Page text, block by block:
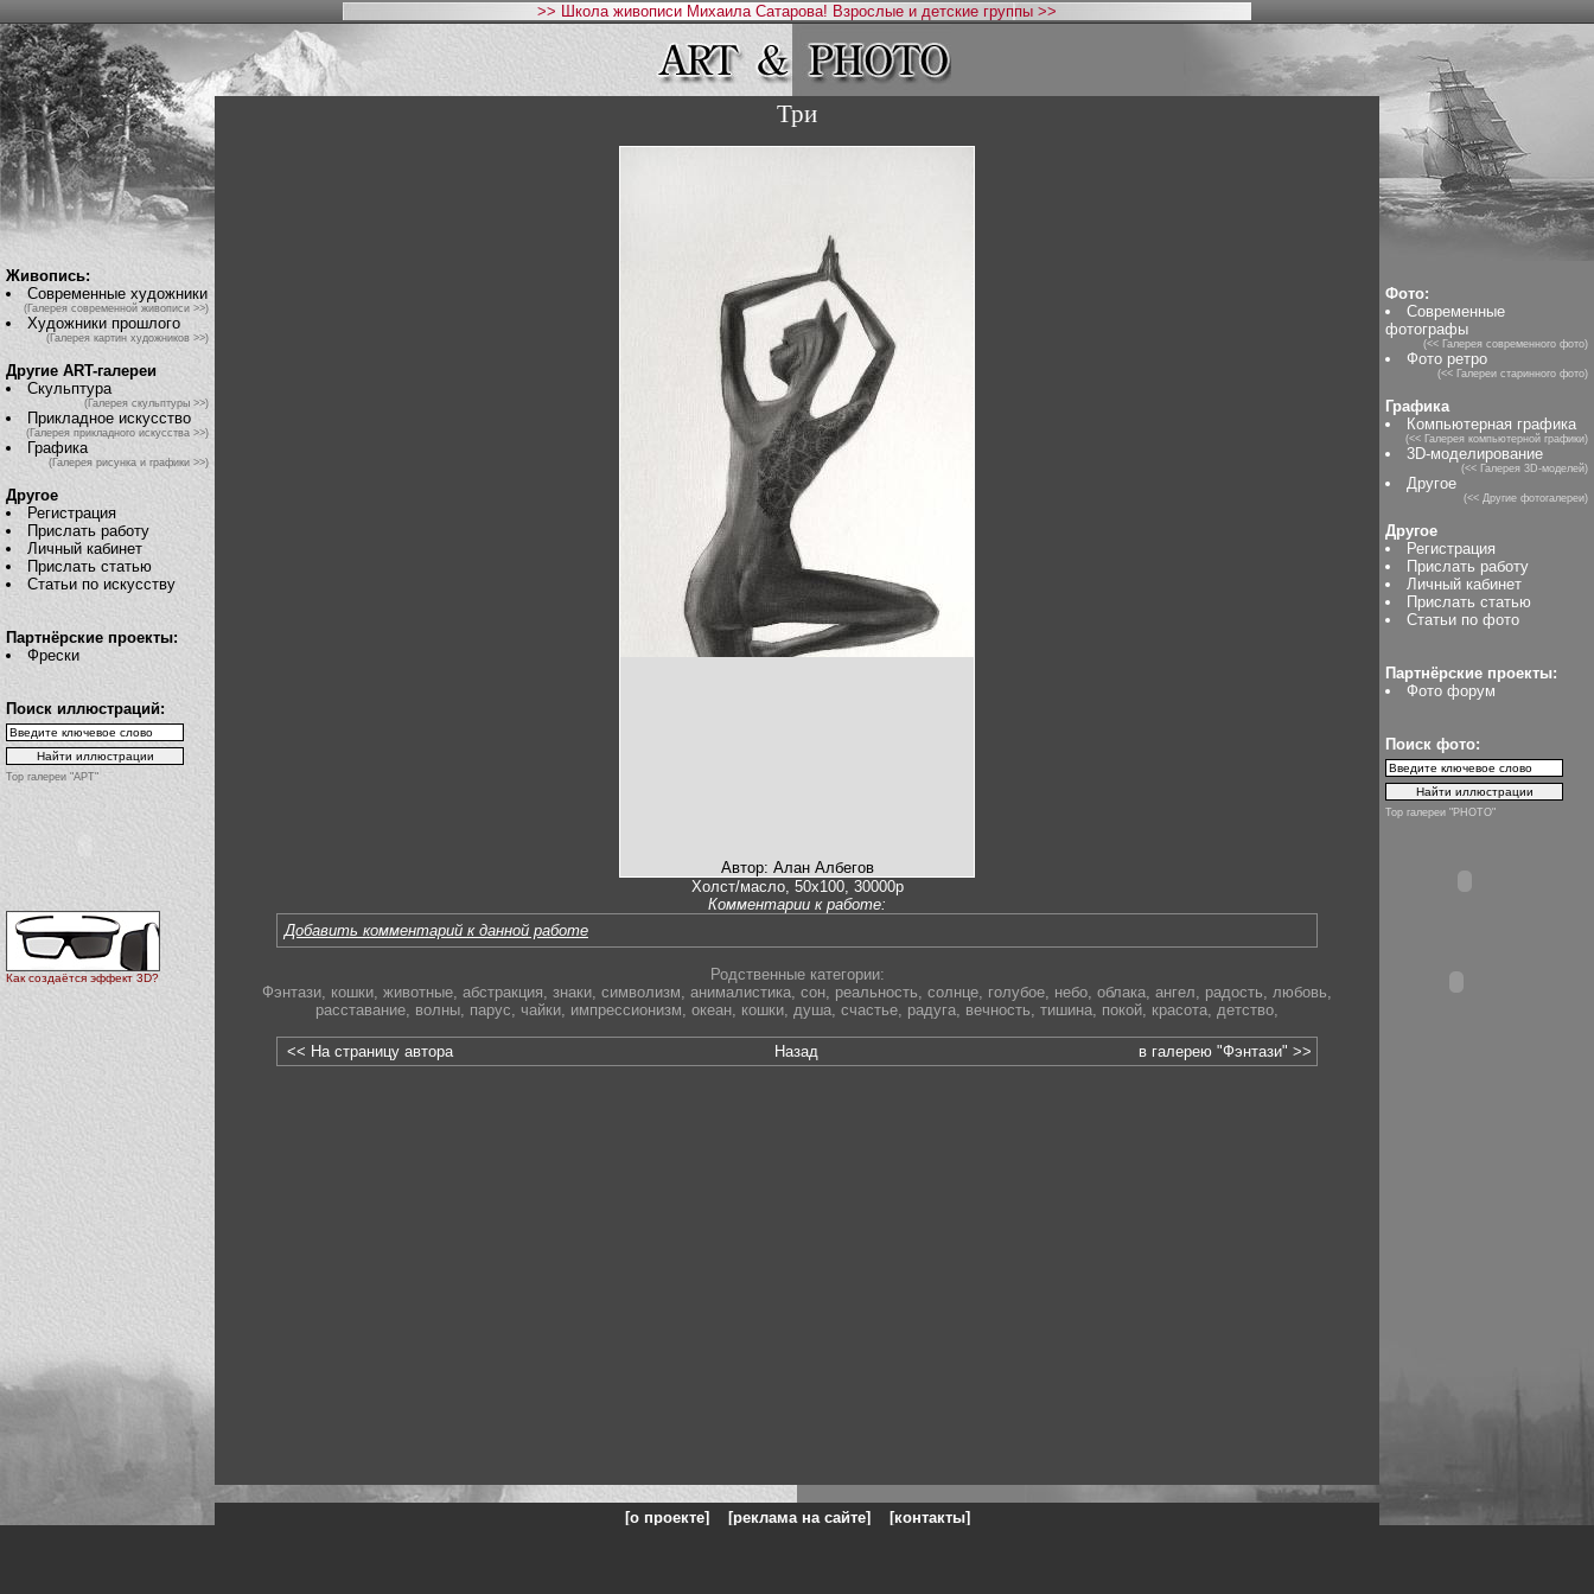
>> Школа живописи Михаила Сатарова! Взрослые и детские группы >>
Живопись:
Современные художники
(Галерея современной живописи >>)
Художники прошлого
(Галерея картин художников >>)
Другие ART-галереи
Скульптура
(Галерея скульптуры >>)
Прикладное искусство
(Галерея прикладного искусства >>)
Графика
(Галерея рисунка и графики >>)
Другое
Регистрация
Прислать работу
Личный кабинет
Прислать статью
Статьи по искусству
Партнёрские проекты:
Фрески
Поиск иллюстраций:
Top галереи "АРТ"
Как создаётся эффект 3D?
Три
Автор: Алан Албегов
Холст/масло, 50х100, 30000р
Комментарии к работе:
Добавить комментарий к данной работе
Родственные категории:
Фэнтази, кошки, животные, абстракция, знаки, символизм, анималистика, сон, реальность, солнце, голубое, небо, облака, ангел, радость, любовь,
расставание, волны, парус, чайки, импрессионизм, океан, кошки, душа, счастье, радуга, вечность, тишина, покой, красота, детство,
<< На страницу автора Назад в галерею "Фэнтази" >>
Фото:
Современные
фотографы
(<< Галерея современного фото)
Фото ретро
(<< Галереи старинного фото)
Графика
Компьютерная графика
(<< Галерея компьютерной графики)
3D-моделирование
(<< Галерея 3D-моделей)
Другое
(<< Другие фотогалереи)
Другое
Регистрация
Прислать работу
Личный кабинет
Прислать статью
Статьи по фото
Партнёрские проекты:
Фото форум
Поиск фото:
Top галереи "PHOTO"
[о проекте] [реклама на сайте] [контакты]